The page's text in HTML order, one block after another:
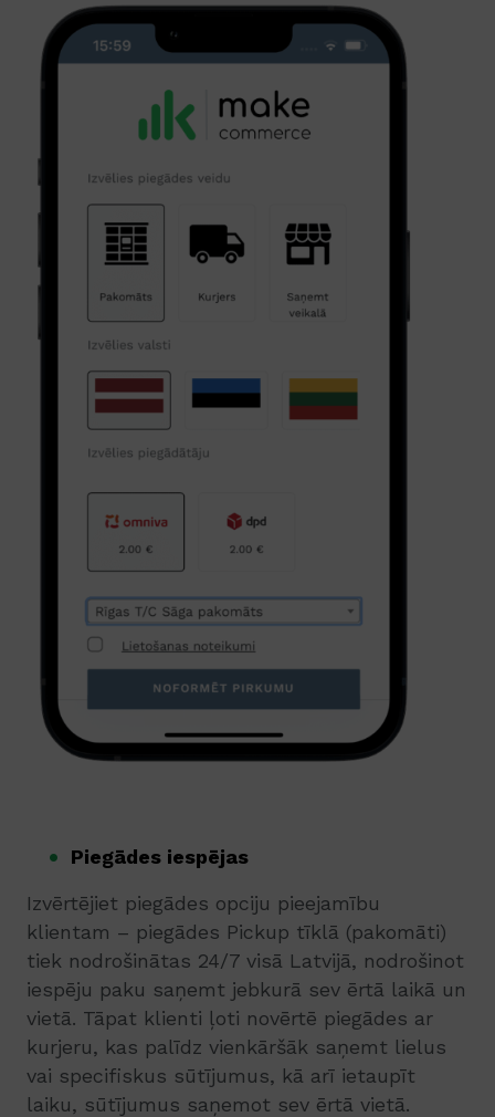
Piegādes iespējas
Izvērtējiet piegādes opciju pieejamību
klientam – piegādes Pickup tīklā (pakomāti)
tiek nodrošinātas 24/7 visā Latvijā, nodrošinot
iespēju paku saņemt jebkurā sev ērtā laikā un
vietā. Tāpat klienti ļoti novērtē piegādes ar
kurjeru, kas palīdz vienkāršāk saņemt lielus
vai specifiskus sūtījumus, kā arī ietaupīt
laiku, sūtījumus saņemot sev ērtā vietā.